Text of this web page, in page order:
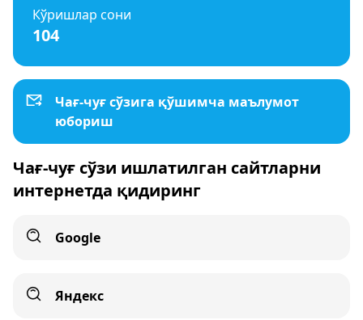
Кўришлар сони
104
Чағ-чуғ сўзига қўшимча маълумот
юбориш
Чағ-чуғ сўзи ишлатилган сайтларни
интернетда қидиринг
Google
Яндекс